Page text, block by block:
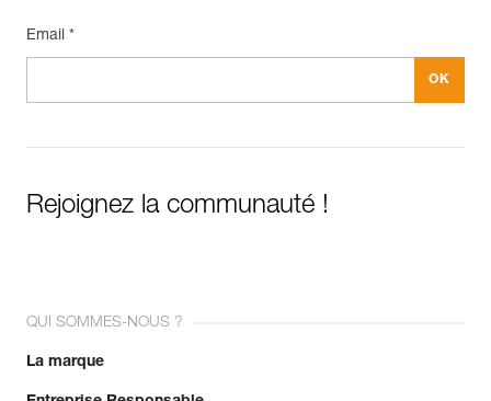
Email *
Rejoignez la communauté !
QUI SOMMES-NOUS ?
La marque